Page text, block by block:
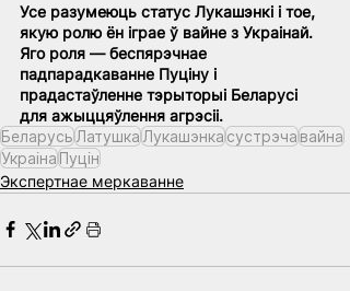
Усе разумеюць статус Лукашэнкі і тое,
якую ролю ён іграе ў вайне з Украінай.
Яго роля — беспярэчнае
падпарадкаванне Пуціну і
прадастаўленне тэрыторыі Беларусі
для ажыццяўлення агрэсіі.
БеларусьЛатушкаЛукашэнкасустрэчавайна
УкраiнаПуцін
Экспертнае меркаванне